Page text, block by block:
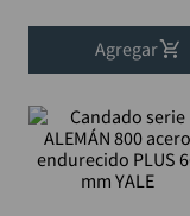
Agregar